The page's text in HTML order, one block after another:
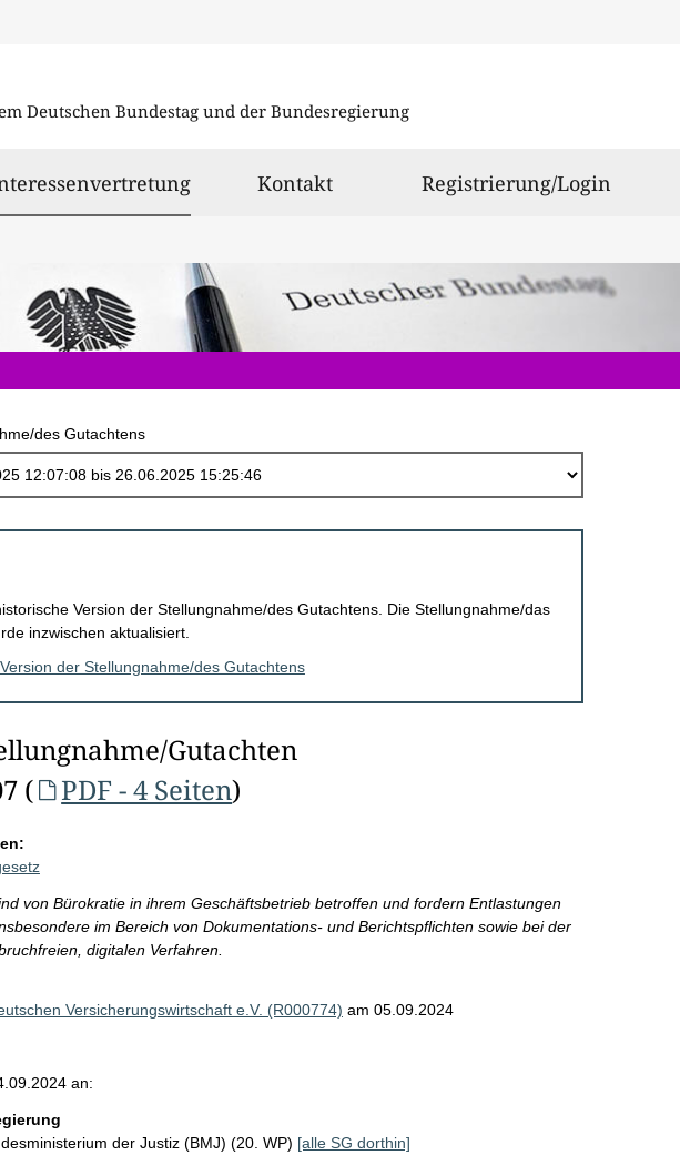
Deutschen Bundestag und der Bundesregierung
ausgewählt
Kontakt Registrierung/Login
des Gutachtens
Version der Stellungnahme/des Gutachtens. Die Stellungnahme/das
inzwischen aktualisiert.
der Stellungnahme/des Gutachtens
Gutachten
(
PDF - 4 Seiten)
von Bürokratie in ihrem Geschäftsbetrieb betroffen und fordern Entlastungen
im Bereich von Dokumentations- und Berichtspflichten sowie bei der
digitalen Verfahren.
Versicherungswirtschaft e.V. (R000774) am 05.09.2024
an:
der Justiz (BMJ) (20. WP) [alle SG dorthin]